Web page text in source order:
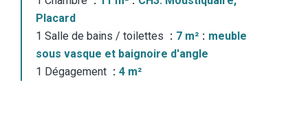
Placard
1 Salle de bains / toilettes
7 m²
meuble
sous vasque et baignoire d'angle
1 Dégagement
4 m²